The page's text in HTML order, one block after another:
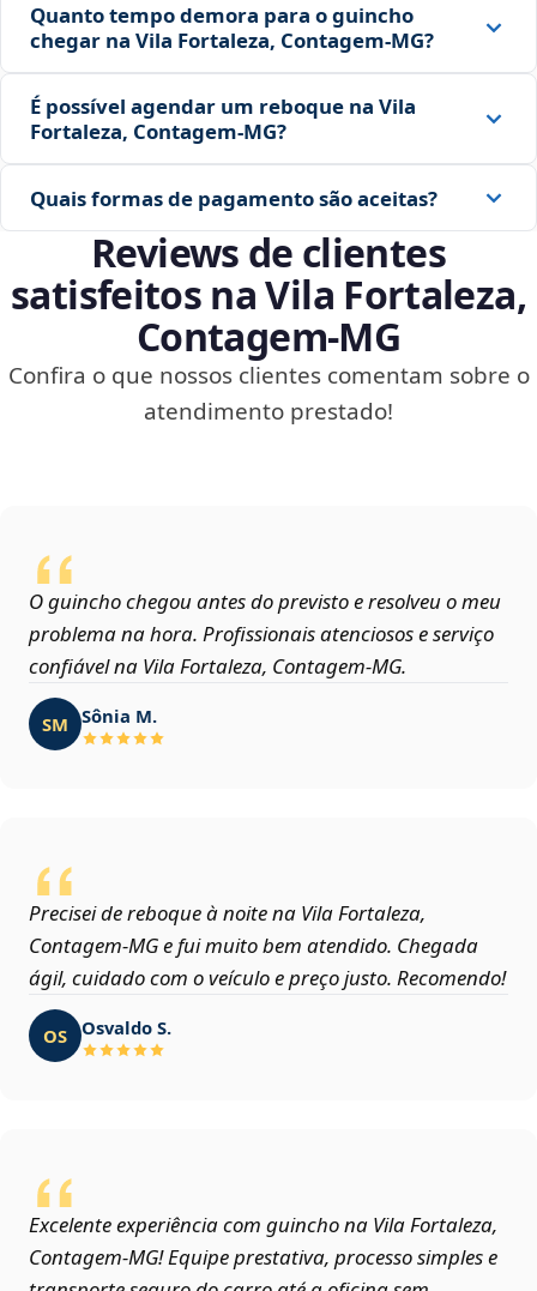
Quanto tempo demora para o guincho
chegar na Vila Fortaleza, Contagem‑MG?
É possível agendar um reboque na Vila
Fortaleza, Contagem‑MG?
Quais formas de pagamento são aceitas?
Reviews de clientes
satisfeitos na Vila Fortaleza,
Contagem‑MG
Confira o que nossos clientes comentam sobre o
atendimento prestado!
O guincho chegou antes do previsto e resolveu o meu
problema na hora. Profissionais atenciosos e serviço
confiável na Vila Fortaleza, Contagem‑MG.
SM Sônia M.
Precisei de reboque à noite na Vila Fortaleza,
Contagem‑MG e fui muito bem atendido. Chegada
ágil, cuidado com o veículo e preço justo. Recomendo!
OS Osvaldo S.
Excelente experiência com guincho na Vila Fortaleza,
Contagem‑MG! Equipe prestativa, processo simples e